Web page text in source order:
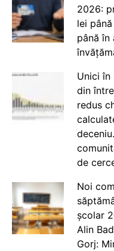
2026:
lei
până în
Unici în
din
redus
de
Noi
școlar
Alin
Gorj: